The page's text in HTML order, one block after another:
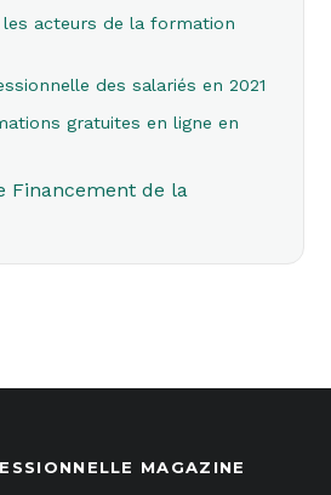
les acteurs de la formation
des salariés en 2021
gratuites en ligne en
Financement de la
MAGAZINE